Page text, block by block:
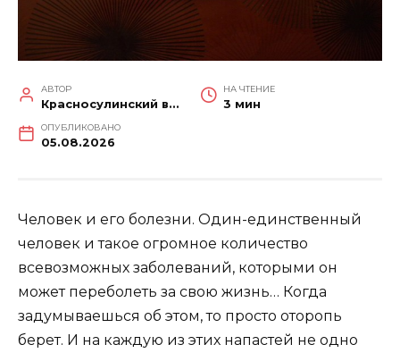
АВТОР
Красносулинский вестник
НА ЧТЕНИЕ
3 мин
ОПУБЛИКОВАНО
05.08.2026
Человек и его болезни. Один-единственный
человек и такое огромное количество
всевозможных заболеваний, которыми он
может переболеть за свою жизнь… Когда
задумываешься об этом, то просто оторопь
берет. И на каждую из этих напастей не одно